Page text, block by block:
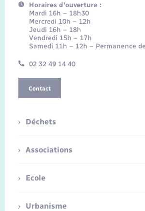
Horaires d'ouverture :
Mardi 16h – 18h30
Mercredi 10h – 12h
Jeudi 16h – 18h
Vendredi 15h – 17h
Samedi 11h – 12h – Permanence
02 32 49 14 40
Contact
Déchets
Associations
Ecole
Urbanisme